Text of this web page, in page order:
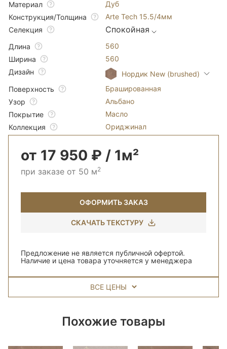
Материал
Дуб
Конструкция/Толщина
Arte Tech 15.5/4мм
Селекция
Спокойная
Длина
560
Ширина
560
Дизайн
Нордик New (brushed)
Поверхность
Брашированная
Узор
Альбано
Покрытие
Масло
Коллекция
Ориджинал
от 17 950 ₽ / 1м²
при заказе от 50 м2
ОФОРМИТЬ ЗАКАЗ
СКАЧАТЬ ТЕКСТУРУ
Предложение не является публичной офертой.
Наличие и цена товара уточняется у менеджера
ВСЕ ЦЕНЫ
Похожие товары